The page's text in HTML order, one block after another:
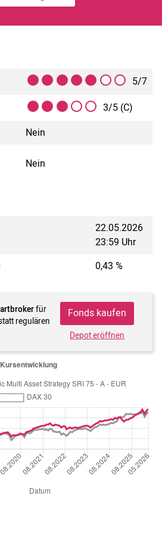
5/7
3/5 (C)
Nein
Nein
22.05.2026
23:59 Uhr
0,43 %
für
regulären
Fonds kaufen
Depot eröffnen